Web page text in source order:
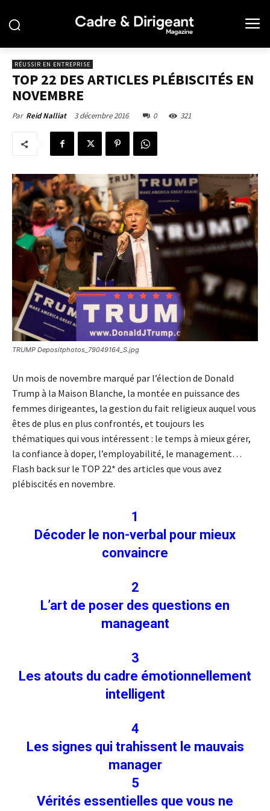
RÉUSSIR EN ENTREPRISE
TOP 22 DES ARTICLES PLÉBISCITÉS EN
NOVEMBRE
Par Reid Nalliat 3 décembre 2016 0 321
TRUMP Depositphotos_79049164_S.jpg
Un mois de novembre marqué par l’élection de Donald
Trump à la Maison Blanche, la montée en puissance des
femmes dirigeantes, la gestion du fait religieux auquel vous
êtes de plus en plus confrontés, et toujours les
thématiques qui vous intéressent : le temps à mieux gérer,
la confiance à doper, l’employabilité, le management…
Flash back sur le TOP 22* des articles que vous avez
plébiscités en novembre.
1
Décoder le non-verbal pour mieux
convaincre
2
L’art de poser des questions en
manageant
3
Les atouts du cadre émotionnellement
intelligent
4
Les signes qui trahissent le mauvais
manager
5
Vérités essentielles que vous ne